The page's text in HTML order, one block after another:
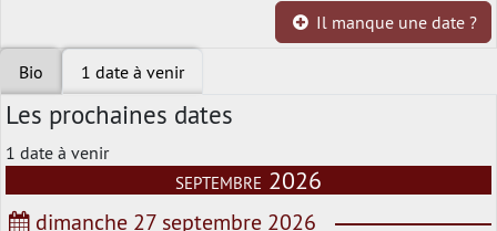
Il manque une date ?
Bio 1 date à venir
Les prochaines dates
1 date à venir
septembre 2026
dimanche 27 septembre 2026